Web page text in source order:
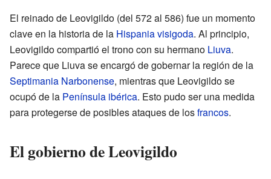
El reinado de Leovigildo (del 572 al 586) fue un momento
clave en la historia de la Hispania visigoda. Al principio,
Leovigildo compartió el trono con su hermano Liuva.
Parece que Liuva se encargó de gobernar la región de la
Septimania Narbonense, mientras que Leovigildo se
ocupó de la Península ibérica. Esto pudo ser una medida
para protegerse de posibles ataques de losfrancos.
El gobierno de Leovigildo